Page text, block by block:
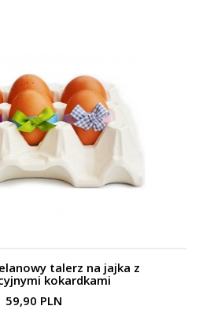
talerz na jajka z
kokardkami
59,90 PLN